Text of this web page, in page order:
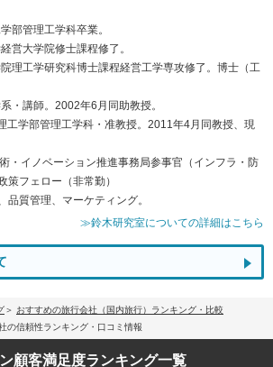
部管理工学科卒業。
営大学院修士課程修了。
理工学研究科博士課程経営工学専攻修了。博士（工
・講師。2002年6月同助教授。
工学部管理工学科・准教授。2011年4月同教授、現
・イノベーション推進事務局参事官（インフラ・防
策フェロー（非常勤）
品質管理、マーケティング。
≫鈴木研究室についての詳細はこちら
おすすめの旅行会社（国内旅行）ランキング・比較
の信頼性ランキング・口コミ情報
顧客満足度ランキング一覧